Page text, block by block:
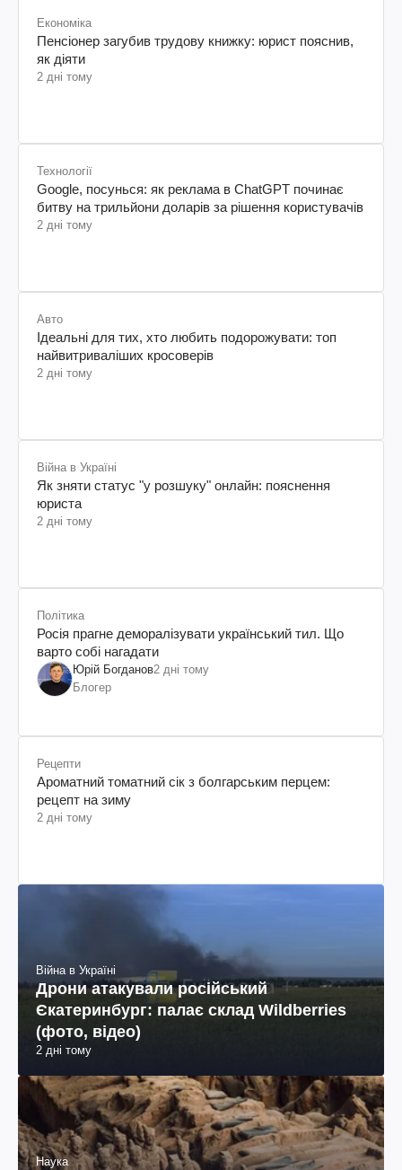
Економіка
Пенсіонер загубив трудову книжку: юрист пояснив,
як діяти
2 дні тому
Технології
Google, посунься: як реклама в ChatGPT починає
битву на трильйони доларів за рішення користувачів
2 дні тому
Авто
Ідеальні для тих, хто любить подорожувати: топ
найвитриваліших кросоверів
2 дні тому
Війна в Україні
Як зняти статус "у розшуку" онлайн: пояснення
юриста
2 дні тому
Політика
Росія прагне деморалізувати український тил. Що
варто собі нагадати
Юрій Богданов2 дні тому
Блогер
Рецепти
Ароматний томатний сік з болгарським перцем:
рецепт на зиму
2 дні тому
Війна в Україні
Дрони атакували російський
Єкатеринбург: палає склад Wildberries
(фото, відео)
2 дні тому
Наука